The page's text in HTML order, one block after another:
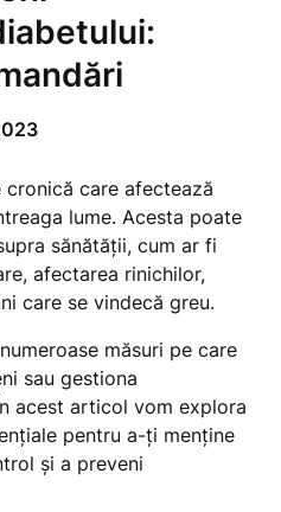
care afectează
lume. Acesta poate
sănătății, cum ar fi
afectarea rinichilor,
care se vindecă greu.
măsuri pe care
sau gestiona
acest articol vom explora
pentru a-ți menține
și a preveni